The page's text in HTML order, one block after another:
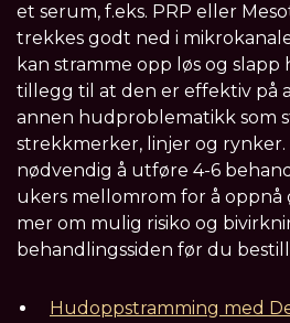
et serum, f.eks. PRP eller
trekkes godt ned i
kan stramme opp løs og slapp
tillegg til at den er effektiv på
annen hudproblematikk som
strekkmerker, linjer og
nødvendig å utføre 4-6
ukers mellomrom for å oppnå
mer om mulig risiko og
behandlingssiden før du
Hudoppstramming med